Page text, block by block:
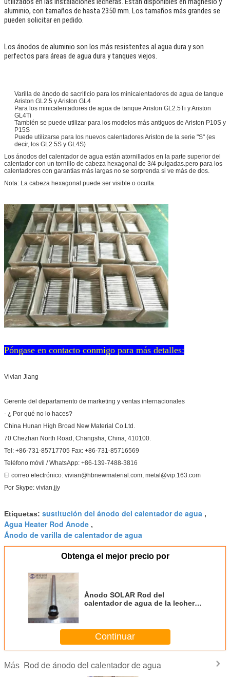
aluminio, con tamaños de hasta 2350 mm. Los tamaños más grandes se
pueden solicitar en pedido.
Los ánodos de aluminio son los más resistentes al agua dura y son
perfectos para áreas de agua dura y tanques viejos.
Varilla de ánodo de sacrificio para los minicalentadores de agua de tanque
Ariston GL2.5 y Ariston GL4
Para los minicalentadores de agua de tanque Ariston GL2.5Ti y Ariston
GL4Ti
También se puede utilizar para los modelos más antiguos de Ariston P10S y
P15S
Puede utilizarse para los nuevos calentadores Ariston de la serie "S" (es
decir, los GL2.5S y GL4S)
Los ánodos del calentador de agua están atornillados en la parte superior del
calentador con un tornillo de cabeza hexagonal de 3/4 pulgadas.pero para los
calentadores con garantías más largas no se sorprenda si ve más de dos.
Nota: La cabeza hexagonal puede ser visible o oculta.
Póngase en contacto conmigo para más detalles:
Vivian Jiang
Gerente del departamento de marketing y ventas internacionales
- ¿ Por qué no lo haces?
China Hunan High Broad New Material Co.Ltd.
70 Chezhan North Road, Changsha, China, 410100.
Tel: +86-731-85717705 Fax: +86-731-85716569
Teléfono móvil / WhatsApp: +86-139-7488-3816
El correo electrónico: vivian@hbnewmaterial.com, metal@vip.163.com
Por Skype: vivian.jjy
Etiquetas: sustitución del ánodo del calentador de agua ,
Agua Heater Rod Anode ,
Ánodo de varilla de calentador de agua
Obtenga el mejor precio por
Ánodo SOLAR Rod del
calentador de agua de la lechería
tejado y del piso
Continuar
Más Rod de ánodo del calentador de agua